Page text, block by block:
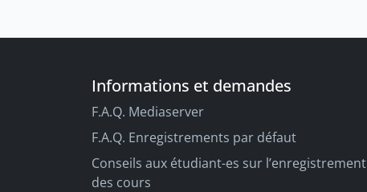
Informations et demandes
F.A.Q. Mediaserver
F.A.Q. Enregistrements par défaut
Conseils aux étudiant-es sur l’enregistrement
des cours